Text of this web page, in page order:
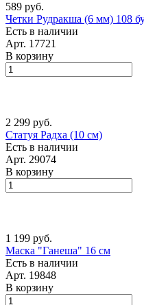
589 руб.
Четки Рудракша (6 мм) 108
Есть в наличии
Арт. 17721
В корзину
2 299 руб.
Статуя Радха (10 см)
Есть в наличии
Арт. 29074
В корзину
1 199 руб.
Маска "Ганеша" 16 см
Есть в наличии
Арт. 19848
В корзину